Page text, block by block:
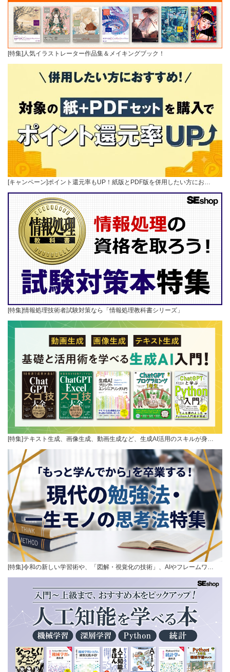
[特集]人気イラストレーター作品集＆メイキングブック！
[キャンペーン]ポイント還元率もUP！紙版とPDF版を併用したい方にお…
[特集]情報処理技術者試験対策なら「情報処理教科書シリーズ」
[特集]テキスト生成、画像生成、動画生成など、生成AI活用のスキルが身…
[特集]令和の新しい学習術や、「図解・視覚化の技術」、AIやフレームワ…